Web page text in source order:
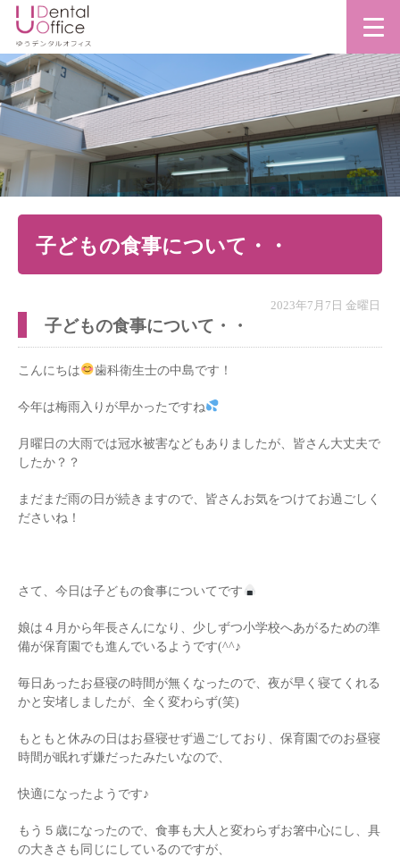
子どもの食事について・・
2023年7月7日 金曜日
子どもの食事について・・
こんにちは 歯科衛生士の中島です！
今年は梅雨入りが早かったですね
月曜日の大雨では冠水被害などもありましたが、皆さん大丈夫で
したか？？
まだまだ雨の日が続きますので、皆さんお気をつけてお過ごしく
ださいね！
さて、今日は子どもの食事についてです
娘は４月から年長さんになり、少しずつ小学校へあがるための準
備が保育園でも進んでいるようです(^^♪
毎日あったお昼寝の時間が無くなったので、夜が早く寝てくれる
かと安堵しましたが、全く変わらず(笑)
もともと休みの日はお昼寝せず過ごしており、保育園でのお昼寝
時間が眠れず嫌だったみたいなので、
快適になったようです♪
もう５歳になったので、食事も大人と変わらずお箸中心にし、具
の大きさも同じにしているのですが、